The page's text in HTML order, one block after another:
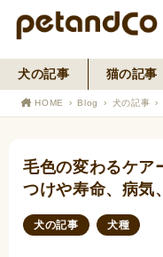
犬の記事 猫の記事
HOME Blog 犬の記事
毛色の変わるケア
つけや寿命、病気
犬の記事 犬種